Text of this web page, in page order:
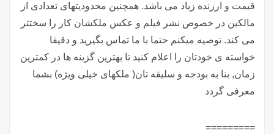
قیمت و ارزنده زیاد می باشد. همچنین محدودیتهای تعدادی از
مالکین در خصوص نشر فیلم و عکس ملکشان کار را سختتر
می کند. توصیه میکنم حتما با ما تماس بگیرید و دقیقا
خواسته ی خودتان را اعلام کنید تا بهترین گزینه ها در کمترین
زمان, بنا به بودجه و سلیقه تان( ملکهای خیلی ویژه) بشما
معرفی گردد
=========